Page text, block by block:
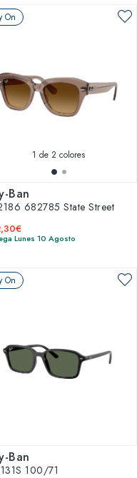
On
1 de 2 colores
Ban
682785 State Street
Lunes 10 Agosto
On
Ban
100/71